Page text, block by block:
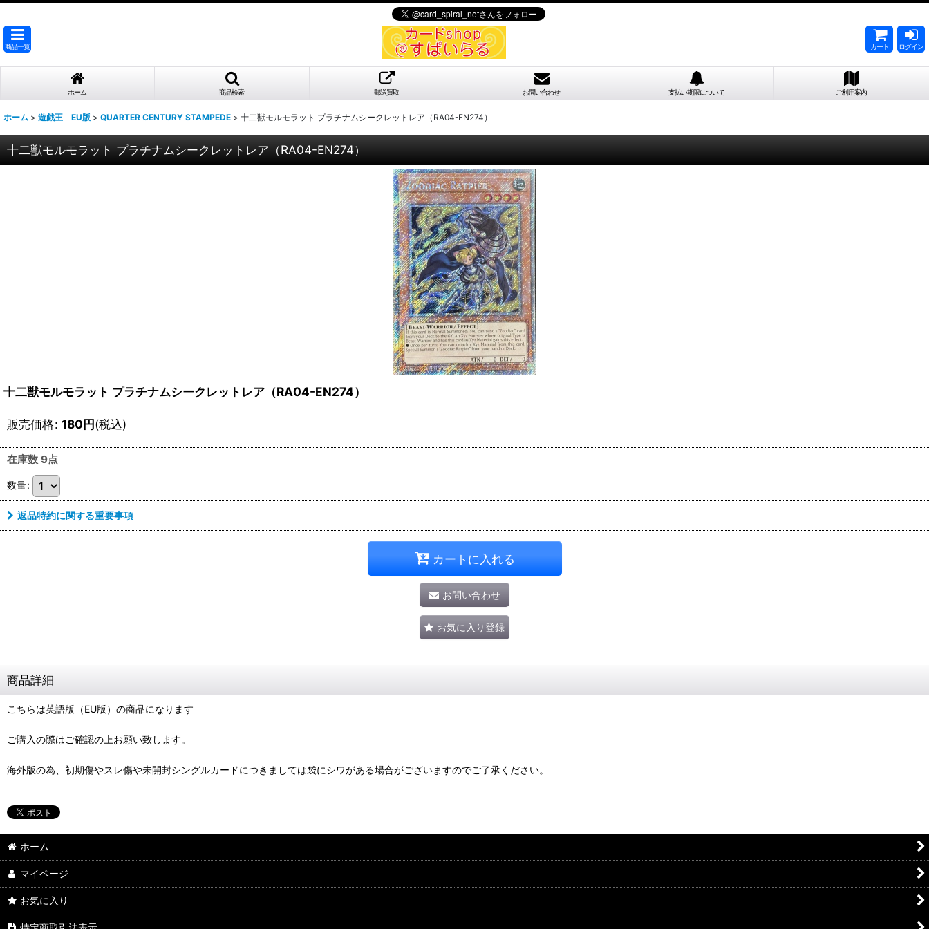
商品一覧 カート ログイン
ホーム 商品検索 郵送買取 お問い合わせ 支払い期限について ご利用案内
ホーム > 遊戯王 EU版 > QUARTER CENTURY STAMPEDE > 十二獣モルモラット プラチナムシークレットレア（RA04-EN274）
十二獣モルモラット プラチナムシークレットレア（RA04-EN274）
十二獣モルモラット プラチナムシークレットレア（RA04-EN274）
販売価格: 180円(税込)
在庫数 9点
数量:
返品特約に関する重要事項
カートに入れる
お問い合わせ
お気に入り登録
商品詳細
こちらは英語版（EU版）の商品になります
ご購入の際はご確認の上お願い致します。
海外版の為、初期傷やスレ傷や未開封シングルカードにつきましては袋にシワがある場合がございますのでご了承ください。
ホーム
マイページ
お気に入り